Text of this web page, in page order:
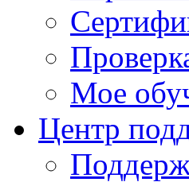
Мое
Центр